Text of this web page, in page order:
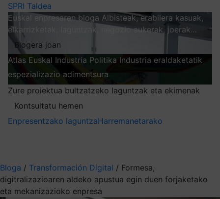
SPRI Taldea
Euskal enpresaren bloga Albisteak, erabilera kasuak,
elkarrizketak, laguntzak, negozio aukerak, joerak…
Blogera joan
Atlas Euskal Industria Politika Industria eraldaketatik
espezializazio adimentsura
Zure proiektua bultzatzeko laguntzak eta ekimenak
Kontsultatu hemen
Enpresentzako laguntzaHarremanetarako
Bloga / Transformación Digital / Formesa,
digitralizazioaren aldeko apustua egin duen forjaketako
eta mekanizazioko enpresa